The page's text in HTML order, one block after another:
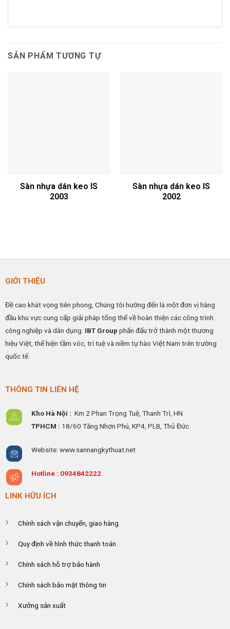
SẢN PHẨM TƯƠNG TỰ
Sàn nhựa dán keo IS
2003
Sàn nhựa dán keo IS
2002
GIỚI THIỆU
Đề cao khát vọng tiên phong, Chúng tôi hướng đến là một đơn vị hàng
đầu khu vực cung cấp giải pháp tổng thể về hoàn thiện các công trình
công nghiệp và dân dụng. IBT Group phấn đấu trở thành một thương
hiệu Việt, thể hiện tầm vóc, trí tuệ và niềm tự hào Việt Nam trên trường
quốc tế.
THÔNG TIN LIÊN HỆ
Kho Hà Nội : Km 2 Phan Trọng Tuệ, Thanh Trì, HN
TPHCM : 18/60 Tăng Nhơn Phú, KP4, PLB, Thủ Đức
Website: www.sannangkythuat.net
Hotline : 0934842222
LINK HỮU ÍCH
Chính sách vận chuyển, giao hàng
Quy định về hình thức thanh toán
Chính sách hỗ trợ bảo hành
Chính sách bảo mật thông tin
Xưởng sản xuất